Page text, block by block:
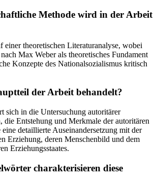
Methode wird in der Arbeit
einer theoretischen Literaturanalyse, wobei
Max Weber als theoretisches Fundament
Konzepte des Nationalsozialismus kritisch
der Arbeit behandelt?
sich in die Untersuchung autoritärer
die Entstehung und Merkmale der autoritären
detaillierte Auseinandersetzung mit der
Erziehung, deren Menschenbild und dem
Erziehungsstaates.
charakterisieren diese